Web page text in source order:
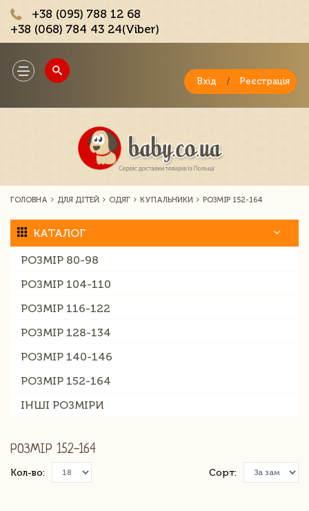
+38 (095) 788 12 68
+38 (068) 784 43 24(Viber)
Toggle
navigation
Вхід / Реєстрація
ГОЛОВНА ДЛЯ ДІТЕЙ ОДЯГ КУПАЛЬНИКИ РОЗМІР 152-164
КАТАЛОГ
РОЗМІР 80-98
РОЗМІР 104-110
РОЗМІР 116-122
РОЗМІР 128-134
РОЗМІР 140-146
РОЗМІР 152-164
ІНШІ РОЗМІРИ
РОЗМІР 152-164
Кол-во: Сорт: